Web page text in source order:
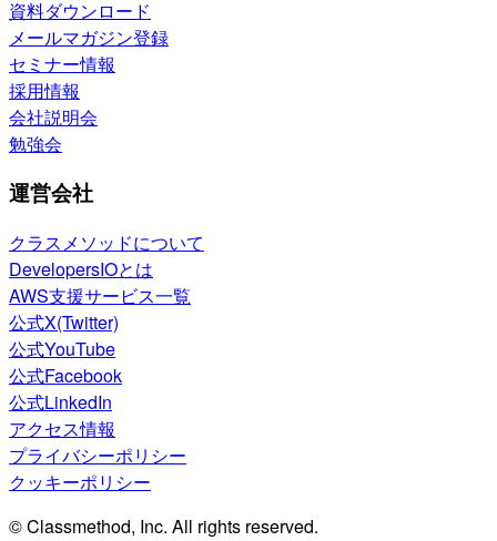
資料ダウンロード
メールマガジン登録
セミナー情報
採用情報
会社説明会
勉強会
運営会社
クラスメソッドについて
DevelopersIOとは
AWS支援サービス一覧
公式X(Twitter)
公式YouTube
公式Facebook
公式LinkedIn
アクセス情報
プライバシーポリシー
クッキーポリシー
© Classmethod, Inc. All rights reserved.